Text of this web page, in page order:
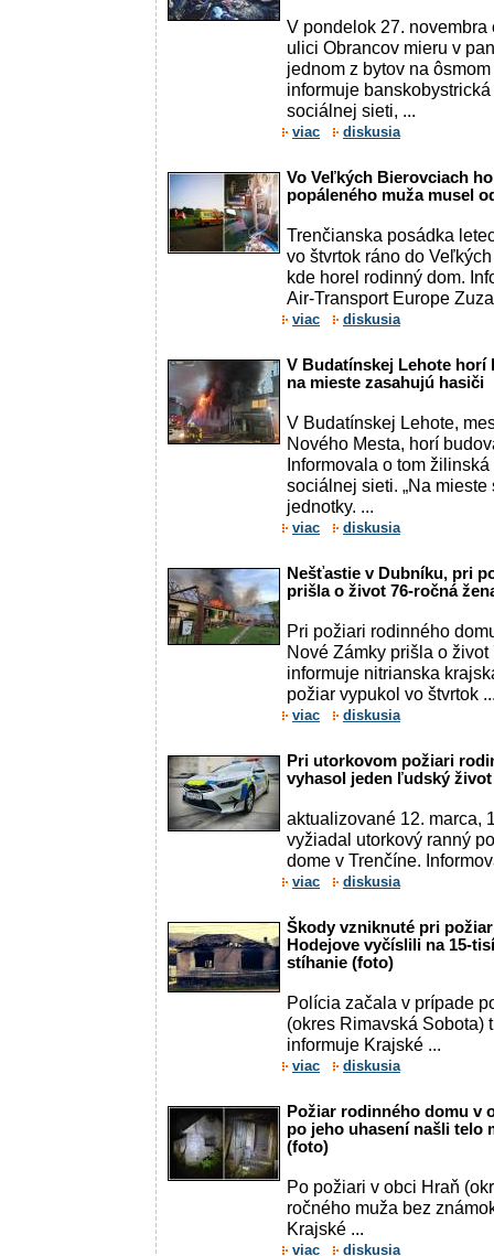
V pondelok 27.
ulici Obrancov mieru v
jednom z bytov na
informuje
sociálnej sieti, ...
viac diskusia
Vo Veľkých Bierovciach
popáleného muža musel
Trenčianska posádka
vo štvrtok ráno do
kde horel rodinný dom.
Air-Transport Europe
viac diskusia
V Budatínskej Lehote horí
na mieste zasahujú hasiči
V Budatínskej Lehote,
Nového Mesta, horí
Informovala o tom
sociálnej sieti. „Na
jednotky. ...
viac diskusia
Nešťastie v Dubníku, pri
prišla o život 76-ročná
Pri požiari rodinného
Nové Zámky prišla o
informuje nitrianska
požiar vypukol vo štvrtok
viac diskusia
Pri utorkovom požiari
vyhasol jeden ľudský život
aktualizované 12. marca,
vyžiadal utorkový ranný
dome v Trenčíne.
viac diskusia
Škody vzniknuté pri
Hodejove vyčíslili na 15-
stíhanie (foto)
Polícia začala v prípade
(okres Rimavská Sobota)
informuje Krajské ...
viac diskusia
Požiar rodinného domu v
po jeho uhasení našli telo
(foto)
Po požiari v obci Hraň
ročného muža bez
Krajské ...
viac diskusia